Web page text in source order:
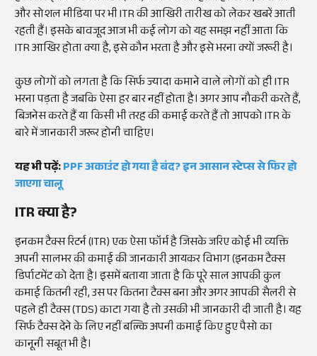
और सोशल मीडिया पर भी ITR की आखिरी तारीख को लेकर खबरें आती
रहती हैं। इसके बावजूद आज भी कई लोग को यह समझ नहीं आता कि
ITR आखिर होता क्या है, इसे कौन भरता है और इसे भरना क्यों जरूरी है।
कुछ लोगों को लगता है कि सिर्फ ज्यादा कमाने वाले लोगों को ही ITR
भरना पड़ता है जबकि ऐसा हर बार नहीं होता है। अगर आप नौकरी करते हैं,
बिजनेस करते हैं या किसी भी तरह की कमाई करते हैं तो आपको ITR के
बारे में जानकारी जरूर होनी चाहिए।
यह भी पढ़ें:PPF अकाउंट हो गया है बंद? इन आसान स्टेप्स से फिर हो
जाएगा चालू
ITR क्या है?
इनकम टैक्स रिटर्न (ITR) एक ऐसा फॉर्म है जिसके जरिए कोई भी व्यक्ति
अपनी सालभर की कमाई की जानकारी आयकर विभाग (इनकम टैक्स
डिर्पाटमेंट को देता है। इसमें बताया जाता है कि पूरे साल आपकी कुल
कमाई कितनी रही, उस पर कितना टैक्स बना और अगर आपकी सैलरी से
पहले ही टैक्स (TDS) काटा गया है तो उसकी भी जानकारी दी जाती है। यह
सिर्फ टैक्स देने के लिए नहीं बल्कि अपनी कमाई किए हुए पैसो का
कानूनी सबूत भी है।